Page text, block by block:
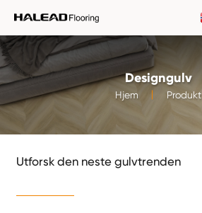
Designgulv
Hjem Produkt
Utforsk den neste gulvtrenden